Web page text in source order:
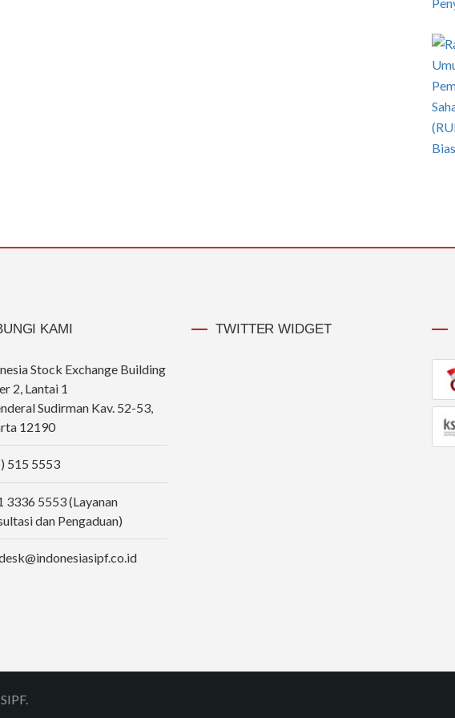
KAMI
Stock Exchange Building
2, Lantai 1
Sudirman Kav. 52-53,
12190
515 5553
3336 5553 (Layanan
dan Pengaduan)
TWITTER WIDGET